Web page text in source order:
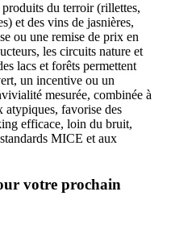
du terroir (rillettes,
et des vins de jasnières,
ou une remise de prix en
les circuits nature et
lacs et forêts permettent
un incentive ou un
mesurée, combinée à
atypiques, favorise des
efficace, loin du bruit,
MICE et aux
votre prochain